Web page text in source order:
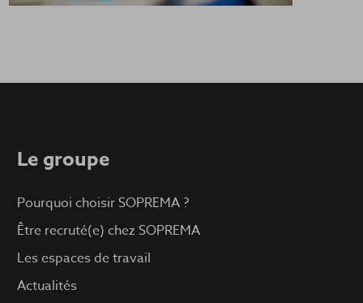
Le groupe
Pourquoi choisir SOPREMA ?
Être recruté(e) chez SOPREMA
Les espaces de travail
Actualités